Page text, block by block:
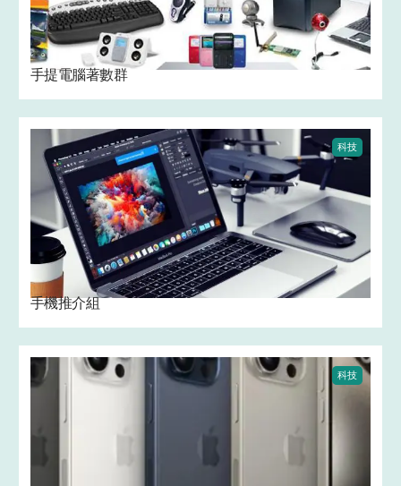
手提電腦著數群
科技
手機推介組
科技